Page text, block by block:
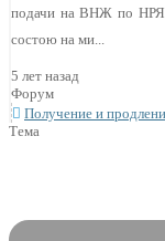
подачи на ВНЖ по НРЯ.
состою на ми...
5 лет назад
Форум
Получение и
Тема